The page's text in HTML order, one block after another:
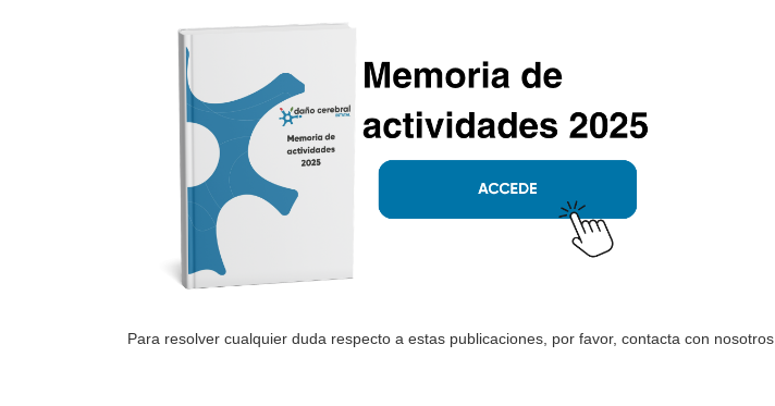
Para resolver cualquier duda respecto a estas publicaciones, por favor, contacta con nosotros.